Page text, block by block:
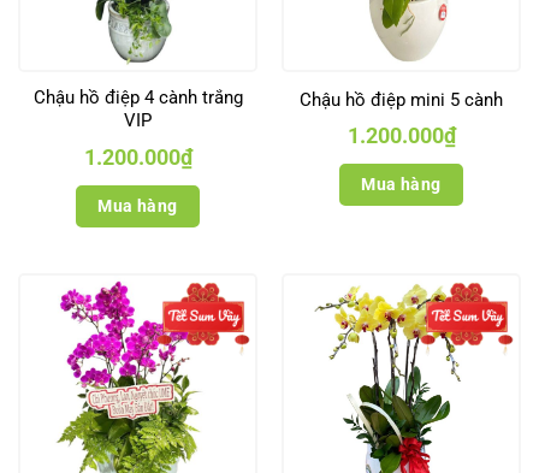
Chậu hồ điệp 4 cành trắng
VIP
1.200.000₫
Mua hàng
Chậu hồ điệp mini 5 cành
1.200.000₫
Mua hàng